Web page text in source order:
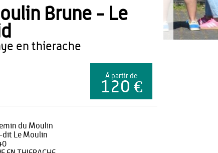
Brune - Le
en thierache
À partir de
120 €
du Moulin
dit Le Moulin